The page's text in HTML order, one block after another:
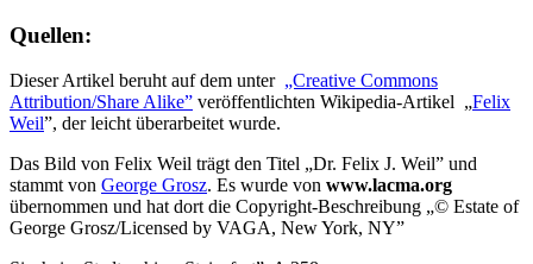
Quellen:
Dieser Artikel beruht auf dem unter „Creative Commons
Attribution/Share Alike” veröffentlichten Wikipedia-Artikel „Felix
Weil”, der leicht überarbeitet wurde.
Das Bild von Felix Weil trägt den Titel „Dr. Felix J. Weil” und
stammt von George Grosz. Es wurde von www.lacma.org
übernommen und hat dort die Copyright-Beschreibung „© Estate of
George Grosz/Licensed by VAGA, New York, NY”